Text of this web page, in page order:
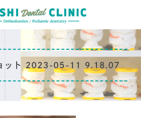
ット 2023-05-11 9.18.07